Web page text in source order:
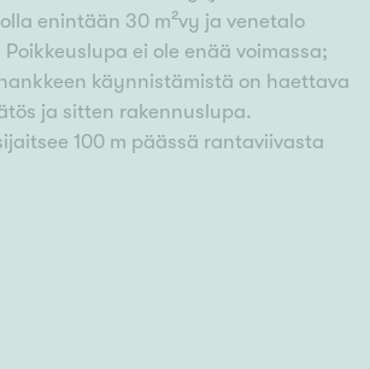
enintään 30 m²vy ja venetalo
ei ole enää voimassa;
käynnistämistä on haettava
ja sitten rakennuslupa.
100 m päässä rantaviivasta